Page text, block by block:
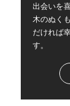
出会いを
木のぬく
だければ
す。